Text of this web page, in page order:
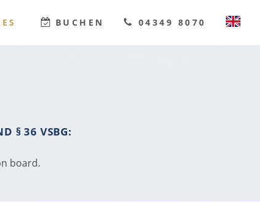
BUCHEN 04349 8070
§ 36 VSBG:
board.